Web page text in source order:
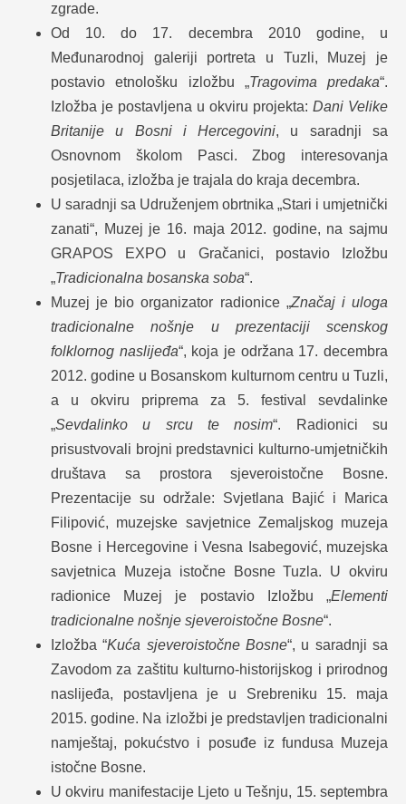
zgrade.
Od 10. do 17. decembra 2010 godine, u
Međunarodnoj galeriji portreta u Tuzli, Muzej je
postavio etnološku izložbu „Tragovima predaka“.
Izložba je postavljena u okviru projekta: Dani Velike
Britanije u Bosni i Hercegovini, u saradnji sa
Osnovnom školom Pasci. Zbog interesovanja
posjetilaca, izložba je trajala do kraja decembra.
U saradnji sa Udruženjem obrtnika „Stari i umjetnički
zanati“, Muzej je 16. maja 2012. godine, na sajmu
GRAPOS EXPO u Gračanici, postavio Izložbu
„Tradicionalna bosanska soba“.
Muzej je bio organizator radionice „Značaj i uloga
tradicionalne nošnje u prezentaciji scenskog
folklornog naslijeđa“, koja je održana 17. decembra
2012. godine u Bosanskom kulturnom centru u Tuzli,
a u okviru priprema za 5. festival sevdalinke
„Sevdalinko u srcu te nosim“. Radionici su
prisustvovali brojni predstavnici kulturno-umjetničkih
društava sa prostora sjeveroistočne Bosne.
Prezentacije su održale: Svjetlana Bajić i Marica
Filipović, muzejske savjetnice Zemaljskog muzeja
Bosne i Hercegovine i Vesna Isabegović, muzejska
savjetnica Muzeja istočne Bosne Tuzla. U okviru
radionice Muzej je postavio Izložbu „Elementi
tradicionalne nošnje sjeveroistočne Bosne“.
Izložba “Kuća sjeveroistočne Bosne“, u saradnji sa
Zavodom za zaštitu kulturno-historijskog i prirodnog
naslijeđa, postavljena je u Srebreniku 15. maja
2015. godine. Na izložbi je predstavljen tradicionalni
namještaj, pokućstvo i posuđe iz fundusa Muzeja
istočne Bosne.
U okviru manifestacije Ljeto u Tešnju, 15. septembra